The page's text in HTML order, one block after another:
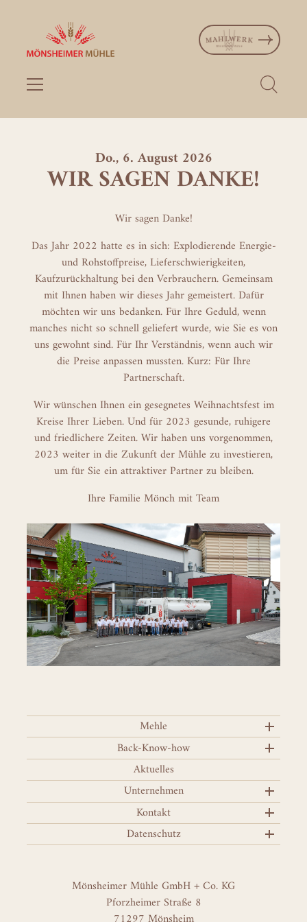
Do., 6. August 2026
WIR SAGEN DANKE!
Wir sagen Danke!
Das Jahr 2022 hatte es in sich: Explodierende Energie-
und Rohstoffpreise, Lieferschwierigkeiten,
Kaufzurückhaltung bei den Verbrauchern. Gemeinsam
mit Ihnen haben wir dieses Jahr gemeistert. Dafür
möchten wir uns bedanken. Für Ihre Geduld, wenn
manches nicht so schnell geliefert wurde, wie Sie es von
uns gewohnt sind. Für Ihr Verständnis, wenn auch wir
die Preise anpassen mussten. Kurz: Für Ihre
Partnerschaft.
Wir wünschen Ihnen ein gesegnetes Weihnachtsfest im
Kreise Ihrer Lieben. Und für 2023 gesunde, ruhigere
und friedlichere Zeiten. Wir haben uns vorgenommen,
2023 weiter in die Zukunft der Mühle zu investieren,
um für Sie ein attraktiver Partner zu bleiben.
Ihre Familie Mönch mit Team
Mönsheimer Mühle GmbH + Co. KG
Pforzheimer Straße 8
Mehle
Back-Know-how
Aktuelles
Unternehmen
Kontakt
Datenschutz